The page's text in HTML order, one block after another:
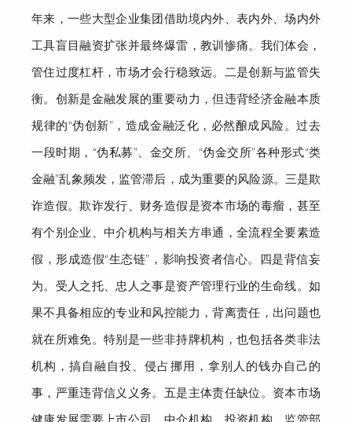
年来 ，一些大型企业集团借助境内外、表内外、场内外
工具盲目融资扩张并最终爆雷，教训惨痛。我们体会，
管住过度杠杆，市场才会行稳致远。 二是创新与监管失
衡。 创新是金融发展的重要动力，但 违背经济金融本质
规律的 “伪创新”，造成金融泛化，必然酿成风险。过去
一段时期， “伪私募”、金交所、“伪金交所”各种形式“类
金融”乱象频发， 监管滞后 ，成为重要的风险源。 三是欺
诈造假。欺诈发行、财务造假是资本 市场的毒瘤，甚至
有个别企业、中介机构与相关方串通，全流程全要素造
假，形成造假“生态链”，影响投资者信心。 四是背信妄
为。 受人之托、忠人之事是资产管理行业 的生命线。如
果不具备相应的专业和风控能力，背离责任，出问题也
就在所难免。特别是一些非持牌机构，也包括各类非法
机构，搞自融自投、侵占挪用，拿别人的钱办自己的
事，严重违背信义义务。 五是主体责任缺位。 资本市场